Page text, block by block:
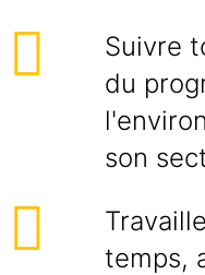
Suivre
du
son
temps,